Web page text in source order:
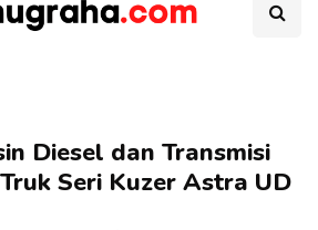
Diesel dan Transmisi
Seri Kuzer Astra UD